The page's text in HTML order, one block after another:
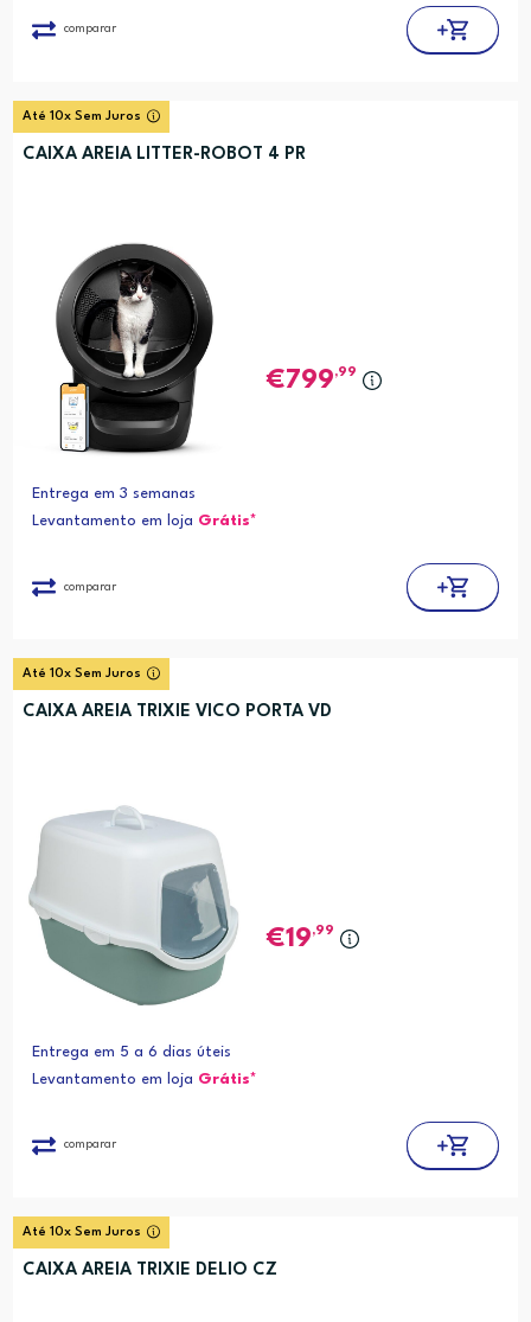
comparar
Até 10x Sem Juros
CAIXA AREIA LITTER-ROBOT 4 PR
799,99
Entrega em 3 semanas
Levantamento em loja Grátis*
comparar
Até 10x Sem Juros
CAIXA AREIA TRIXIE VICO PORTA VD
19,99
Entrega em 5 a 6 dias úteis
Levantamento em loja Grátis*
comparar
Até 10x Sem Juros
CAIXA AREIA TRIXIE DELIO CZ